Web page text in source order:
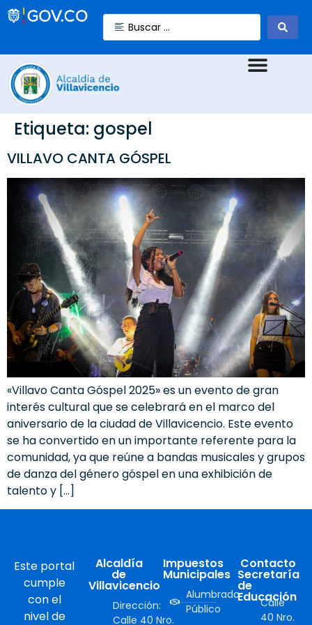
Etiqueta: gospel
VILLAVO CANTA GÓSPEL
«Villavo Canta Góspel 2025» es un evento de gran
interés cultural que se celebrará en el marco del
aniversario de la ciudad de Villavicencio. Este evento
se ha convertido en un importante referente para la
comunidad, ya que reúne a bandas musicales y grupos
de danza del género góspel en una exhibición de
talento y […]
Este portal
cumple
con el
nivel de
Alcaldía
de
Villavicencio
Dirección:
Calle 40 Nro.
Impuestos
Municipales
Alumbrado
Público
Contacto
Secretaría
de
Educación
Calle
40 Nro.